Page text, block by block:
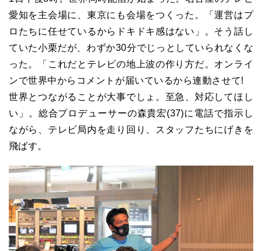
愛知を主会場に、東京にも会場をつくった。「運営はプ
ロたちに任せているからドキドキ感はない」。そう話し
ていた小栗だが、わずか30分でじっとしていられなくな
った。「これだとテレビの地上波の作り方だ。オンライ
ンで世界中からコメントが届いているから連動させて!
世界とつながることが大事でしょ。至急、対応してほし
い」。総合プロデューサーの森貴宏(37)に電話で指示し
ながら、テレビ局内を走り回り、スタッフたちにげきを
飛ばす。